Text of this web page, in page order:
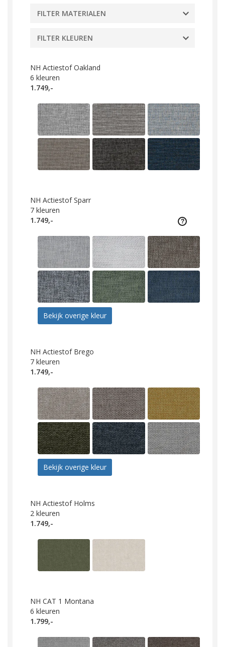
FILTER MATERIALEN
FILTER KLEUREN
NH Actiestof Oakland
6 kleuren
1.749,-
NH Actiestof Sparr
7 kleuren
1.749,-
Bekijk overige kleur
NH Actiestof Brego
7 kleuren
1.749,-
Bekijk overige kleur
NH Actiestof Holms
2 kleuren
1.749,-
NH CAT 1 Montana
6 kleuren
1.799,-